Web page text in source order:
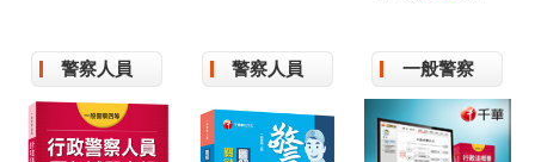
警察人員 警察人員 一般警察